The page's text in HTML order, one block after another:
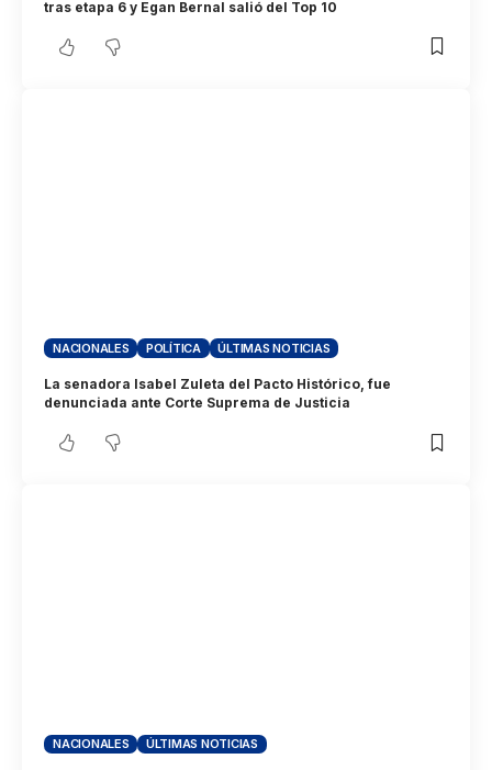
tras etapa 6 y Egan Bernal salió del Top 10
NACIONALES POLÍTICA ÚLTIMAS NOTICIAS
La senadora Isabel Zuleta del Pacto Histórico, fue
denunciada ante Corte Suprema de Justicia
NACIONALES ÚLTIMAS NOTICIAS